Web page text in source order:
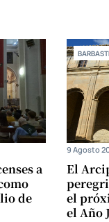
a
de
El
el
el Año
9 Agosto